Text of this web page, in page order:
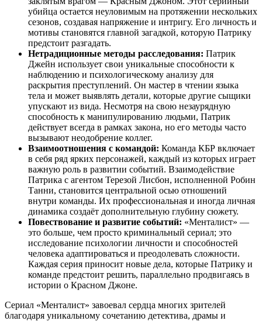
убийца остается неуловимым на протяжении нескольких
сезонов, создавая напряжение и интригу. Его личность и
мотивы становятся главной загадкой, которую Патрику
предстоит разгадать.
Нетрадиционные методы расследования: Патрик
Джейн использует свои уникальные способности к
наблюдению и психологическому анализу для
раскрытия преступлений. Он мастер в чтении языка
тела и может выявлять детали, которые другие сыщики
упускают из вида. Несмотря на свою незаурядную
способность к манипулированию людьми, Патрик
действует всегда в рамках закона, но его методы часто
вызывают неодобрение коллег.
Взаимоотношения с командой: Команда КБР включает
в себя ряд ярких персонажей, каждый из которых играет
важную роль в развитии событий. Взаимодействие
Патрика с агентом Терезой Лисбон, исполненной Робин
Танни, становится центральной осью отношений
внутри команды. Их профессиональная и иногда личная
динамика создаёт дополнительную глубину сюжету.
Повествование и развитие событий: «Менталист» —
это больше, чем просто криминальный сериал; это
исследование психологии личности и способностей
человека адаптироваться и преодолевать сложности.
Каждая серия приносит новые дела, которые Патрику и
команде предстоит решить, параллельно продвигаясь в
истории о Красном Джоне.
Сериал «Менталист» завоевал сердца многих зрителей
благодаря уникальному сочетанию детектива, драмы и